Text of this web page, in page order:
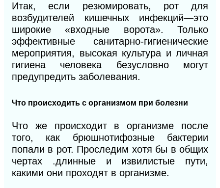
Итак, если резюмировать, рот для
возбудителей кишечных инфекций—это
широкие «входные ворота». Только
эффективные санитарно-гигиенические
мероприятия, высокая культура и личная
гигиена человека безусловно могут
предупредить заболевания.
Что происходить с организмом при болезни
Что же происходит в организме после
того, как брюшнотифозные бактерии
попали в рот. Проследим хотя бы в общих
чертах .длинные и извилистые пути,
какими они проходят в организме.